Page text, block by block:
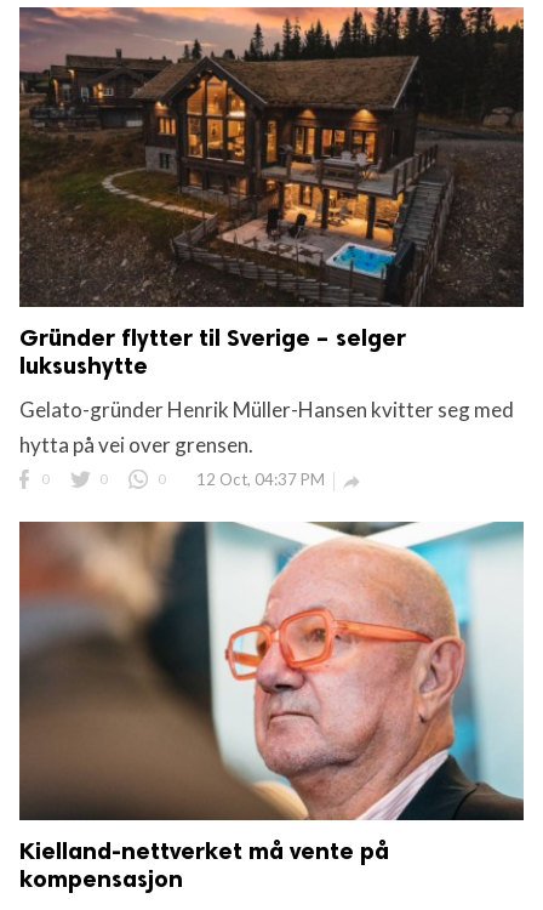
Gründer flytter til Sverige – selger
luksushytte
Gelato-gründer Henrik Müller-Hansen kvitter seg med
hytta på vei over grensen.
0 0 0 12 Oct, 04:37 PM 
Kielland-nettverket må vente på
kompensasjon